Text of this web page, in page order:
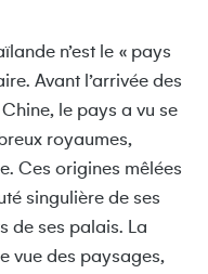
n’est le « pays
Avant l’arrivée des
le pays a vu se
royaumes,
Ces origines mêlées
singulière de ses
de ses palais. La
vue des paysages,